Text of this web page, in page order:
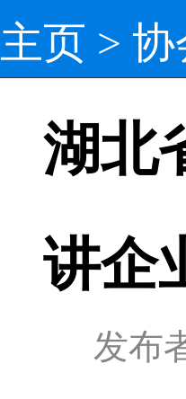
主页 > 协
湖北
讲企
发布